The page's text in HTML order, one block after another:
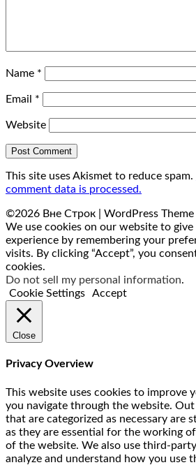
Name *
Email *
Website
This site uses Akismet to reduce spam.
comment data is processed.
©2026 Вне Строк | WordPress
We use cookies on our website to
experience by remembering your
visits. By clicking “Accept”, you
cookies.
Do not sell my personal information.
Cookie Settings
Accept
Close
Privacy Overview
This website uses cookies to improve
you navigate through the website.
that are categorized as necessary are
as they are essential for the working
of the website. We also use third-
analyze and understand how you use